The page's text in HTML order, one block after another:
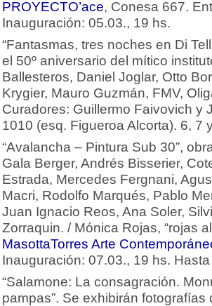
PROYECTO’ace, Conesa 667.
Inauguración: 05.03., 19 hs.
“Fantasmas, tres noches en Di
el 50º aniversario del mítico
Ballesteros, Daniel Joglar, Otto
Krygier, Mauro Guzmán, FMV,
Curadores: Guillermo Faivovich y
1010 (esq. Figueroa Alcorta). 6, 7
“Avalancha – Pintura Sub 30”,
Gala Berger, Andrés Bisserier,
Estrada, Mercedes Fergnani,
Macri, Rodolfo Marqués, Pablo
Juan Ignacio Reos, Ana Soler,
Zorraquin. / Mónica Rojas, “rojas
MasottaTorres Arte
Inauguración: 07.03., 19 hs.
“Salamone: La consagración.
pampas”. Se exhibirán